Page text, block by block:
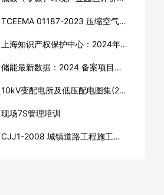
TCEEMA 01187-2023 压缩空气储能电站环境保护技术监督规程
上海知识产权保护中心：2024年太阳能电池片产业海外专利预警分析报告
储能最新数据：2024 备案项目数据汇总、储能电池数据库、15 份自动计算表、23份项目模板
10kV变配电所及低压配电图集(2024版 )
现场7S管理培训
CJJ1-2008 城镇道路工程施工与质量验收规范